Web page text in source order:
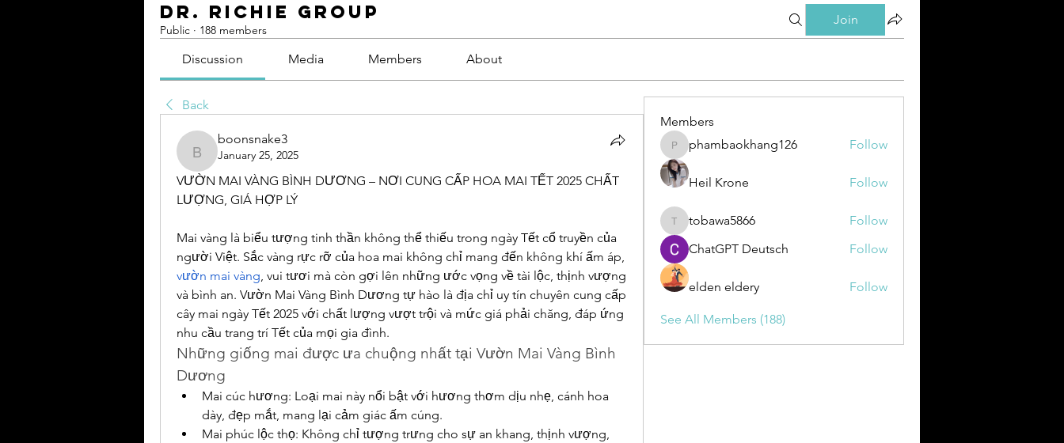
Dr. Richie Group
Public · 188 members
Join
Discussion Media Members About
Back
boonsnake3
boonsnake3
January 25, 2025
VƯỜN MAI VÀNG BÌNH DƯƠNG – NƠI CUNG CẤP HOA MAI TẾT 2025 CHẤT
LƯỢNG, GIÁ HỢP LÝ
Mai vàng là biểu tượng tinh thần không thể thiếu trong ngày Tết cổ truyền của
vườn mai vàng, vui tươi mà còn gợi lên những ước vọng về tài lộc, thịnh vượng
và bình an. Vườn Mai Vàng Bình Dương tự hào là địa chỉ uy tín chuyên cung cấp
cây mai ngày Tết 2025 với chất lượng vượt trội và mức giá phải chăng, đáp ứng
nhu cầu trang trí Tết của mọi gia đình.
Những giống mai được ưa chuộng nhất tại Vườn Mai Vàng Bình
Dương
Mai cúc hương: Loại mai này nổi bật với hương thơm dịu nhẹ, cánh hoa
dày, đẹp mắt, mang lại cảm giác ấm cúng.
Mai phúc lộc thọ: Không chỉ tượng trưng cho sự an khang, thịnh vượng,
Members
phambaokhang126
phambaokhang126 Follow
Heil Krone Follow
tobawa5866
tobawa5866
Follow
ChatGPT Deutsch
Follow
elden eldery Follow
See All Members (188)